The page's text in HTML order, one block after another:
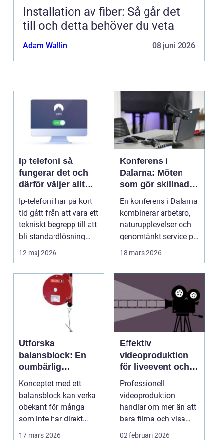
Installation av fiber: Så går det
till och detta behöver du veta
Adam Wallin 08 juni 2026
Ip telefoni så
fungerar det och
därför väljer allt
fler företag att byta
Ip-telefoni har på kort
tid gått från att vara ett
tekniskt begrepp till att
bli standardlösning
för...
12 maj 2026
Konferens i
Dalarna: Möten
som gör skillnad i
hjärtat av sverige
En konferens i Dalarna
kombinerar arbetsro,
naturupplevelser och
genomtänkt service på
et...
18 mars 2026
Utforska
balansblock: En
oumbärlig
komponent i
industrin
Konceptet med ett
balansblock kan verka
obekant för många
som inte har direkt
erfarenhet ...
17 mars 2026
Effektiv
videoproduktion
för liveevent och
företag
Professionell
videoproduktion
handlar om mer än att
bara filma och visa
rörliga bilder. När
02 februari 2026